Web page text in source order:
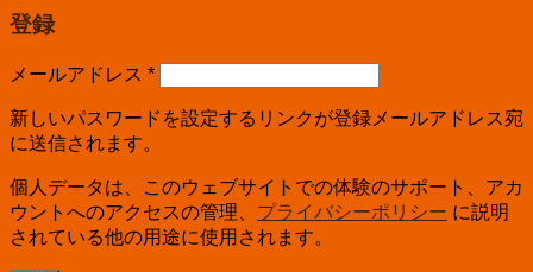
登録
メールアドレス *
新しいパスワードを設定するリンクが登録メールアドレス宛
に送信されます。
個人データは、このウェブサイトでの体験のサポート、アカ
ウントへのアクセスの管理、 プライバシーポリシー に説明
されている他の用途に使用されます。